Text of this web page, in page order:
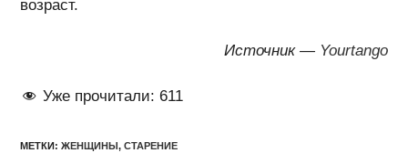
возраст.
Источник — Yourtango
Уже прочитали: 611
МЕТКИ :ЖЕНЩИНЫ, СТАРЕНИЕ